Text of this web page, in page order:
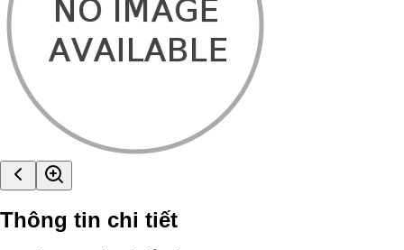
Thông tin chi tiết